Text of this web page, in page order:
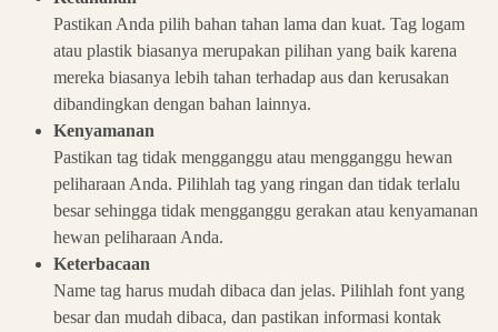
Pastikan Anda pilih bahan tahan lama dan kuat. Tag logam
atau plastik biasanya merupakan pilihan yang baik karena
mereka biasanya lebih tahan terhadap aus dan kerusakan
dibandingkan dengan bahan lainnya.
Kenyamanan
Pastikan tag tidak mengganggu atau mengganggu hewan
peliharaan Anda. Pilihlah tag yang ringan dan tidak terlalu
besar sehingga tidak mengganggu gerakan atau kenyamanan
hewan peliharaan Anda.
Keterbacaan
Name tag harus mudah dibaca dan jelas. Pilihlah font yang
besar dan mudah dibaca, dan pastikan informasi kontak